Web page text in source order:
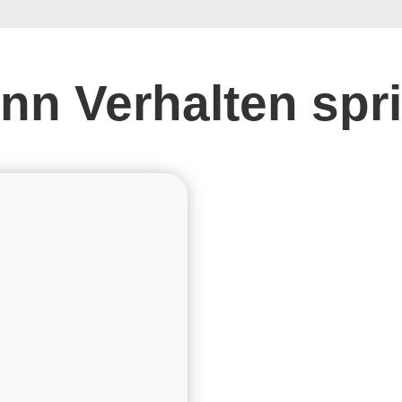
Verhalten